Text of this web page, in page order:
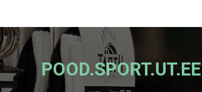
POOD.SPORT.UT.EE